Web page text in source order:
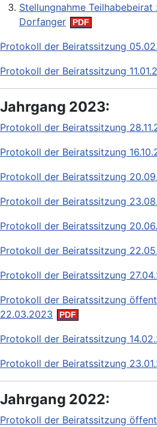
Stellungnahme
Dorfanger
Protokoll der Beiratssitzung
Protokoll der Beiratssitzung
Jahrgang 2023:
Protokoll der Beiratssitzung
Protokoll der Beiratssitzung
Protokoll der Beiratssitzung
Protokoll der Beiratssitzung
Protokoll der Beiratssitzung
Protokoll der Beiratssitzung
Protokoll der Beiratssitzung
Protokoll der Beiratssitzung
22.03.2023
Protokoll der Beiratssitzung
Protokoll der Beiratssitzung
Jahrgang 2022:
Protokoll der Beiratssitzung